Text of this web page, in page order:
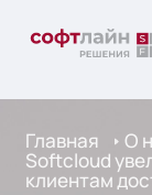
Главная О
Softcloud
клиентам